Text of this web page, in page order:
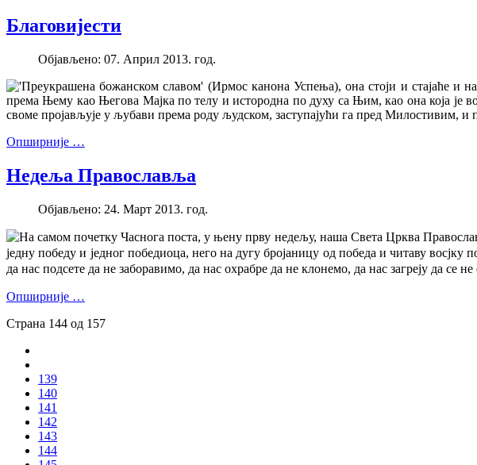
Благовијести
Објављено: 07. Април 2013. год.
'Преукрашена божанском славом' (Ирмос канона Успења), она стоји и стајаће и
према Њему као Његова Мајка по телу и истородна по духу са Њим, као она која
своме пројављује у љубави према роду људском, заступајући га пред Милостивим,
Опширније …
Недеља Православља
Објављено: 24. Март 2013. год.
На самом почетку Часнога поста, у њену прву недељу, наша Света Црква
једну победу и једног победиоца, него на дугу бројаницу од победа и читаву
да нас подсете да не заборавимо, да нас охрабре да не клонемо, да нас загреју да
Опширније …
Страна 144 од 157
139
140
141
142
143
144